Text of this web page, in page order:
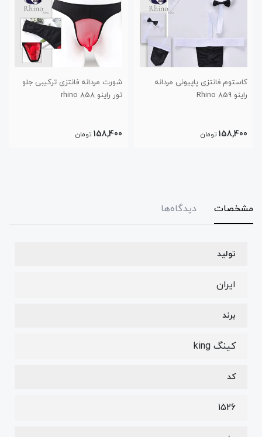
شورت مردانه فانتزی ترکیبی جلو
تور راینو 858 rhino
158,400
شورت مردانه چرمی طرح
راینو 857 rhino
208,000
مشخصات دیدگاه‌ها
تولید
ایران
برند
کینگ king
کد
1526